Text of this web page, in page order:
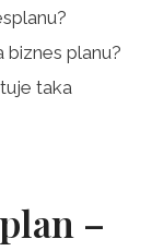
planu?
taka
–